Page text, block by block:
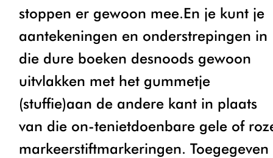
stoppen er gewoon mee.En je kunt je
aantekeningen en onderstrepingen in
die dure boeken desnoods gewoon
uitvlakken met het gummetje
(stuffie)aan de andere kant in plaats
van die on-tenietdoenbare gele of
markeerstiftmarkeringen. Toegegeven